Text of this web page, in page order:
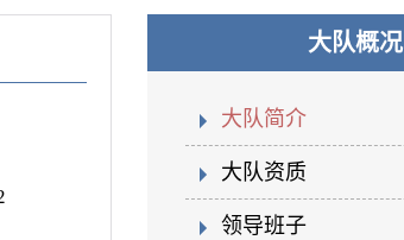
大队概况
大队简介
大队资质
领导班子